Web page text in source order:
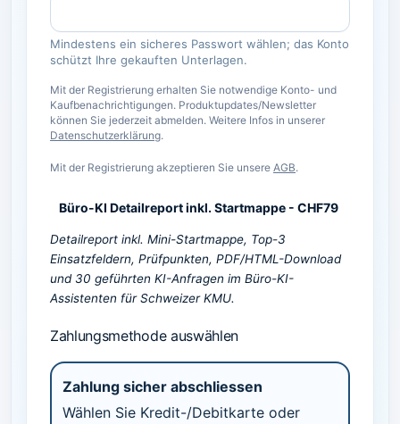
Mindestens ein sicheres Passwort wählen; das Konto
schützt Ihre gekauften Unterlagen.
Mit der Registrierung erhalten Sie notwendige Konto- und
Kaufbenachrichtigungen. Produktupdates/Newsletter
können Sie jederzeit abmelden. Weitere Infos in unserer
Datenschutzerklärung.
Mit der Registrierung akzeptieren Sie unsere AGB.
Büro-KI Detailreport inkl. Startmappe - CHF79
Detailreport inkl. Mini-Startmappe, Top-3
Einsatzfeldern, Prüfpunkten, PDF/HTML-Download
und 30 geführten KI-Anfragen im Büro-KI-
Assistenten für Schweizer KMU.
Zahlungsmethode auswählen
Zahlung sicher abschliessen
Wählen Sie Kredit-/Debitkarte oder